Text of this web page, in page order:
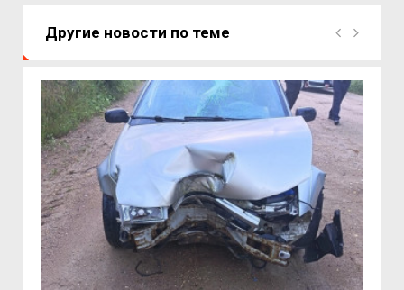
Другие новости по теме